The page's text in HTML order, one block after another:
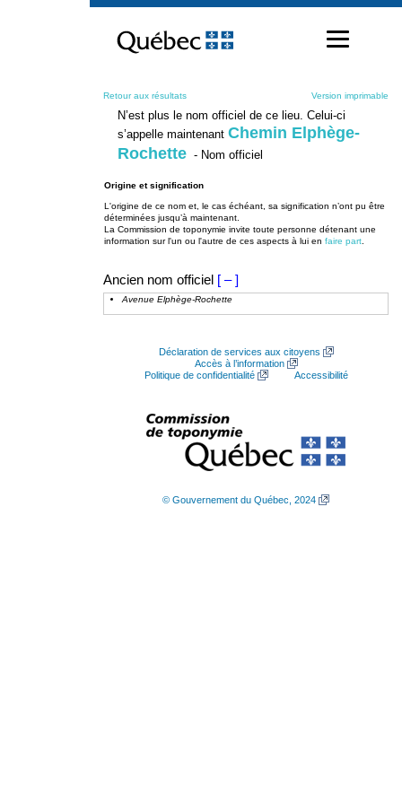
contenu
Retour aux résultats Version imprimable
N’est plus le nom officiel de ce lieu. Celui-ci
s’appelle maintenant Chemin Elphège-
Rochette - Nom officiel
Origine et signification
L'origine de ce nom et, le cas échéant, sa signification n’ont pu être
déterminées jusqu’à maintenant.
La Commission de toponymie invite toute personne détenant une
information sur l'un ou l'autre de ces aspects à lui en faire part
Ancien nom officiel [ – ]
Avenue Elphège-Rochette
Déclaration de services aux citoyens
Accès à l’information
Politique de confidentialité
Accessibilité
© Gouvernement du Québec, 2024